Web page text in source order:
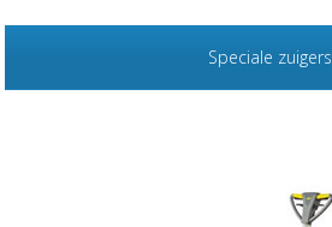
Speciale zuigers